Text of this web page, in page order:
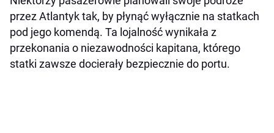
przez Atlantyk tak, by płynąć wyłącznie na statkach
pod jego komendą. Ta lojalność wynikała z
przekonania o niezawodności kapitana, którego
statki zawsze docierały bezpiecznie do portu.